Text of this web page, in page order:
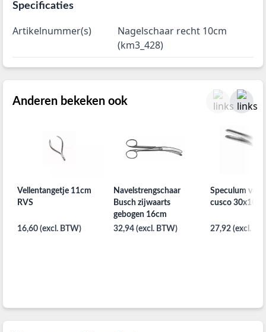
Specificaties
Artikelnummer(s)
Nagelschaar recht 10cm
(km3_428)
Anderen bekeken ook
Vellentangetje 11cm
RVS
16,60 (excl. BTW)
Navelstrengschaar
Busch zijwaarts
gebogen 16cm
32,94 (excl. BTW)
Speculum
cusco
27,92 (excl.